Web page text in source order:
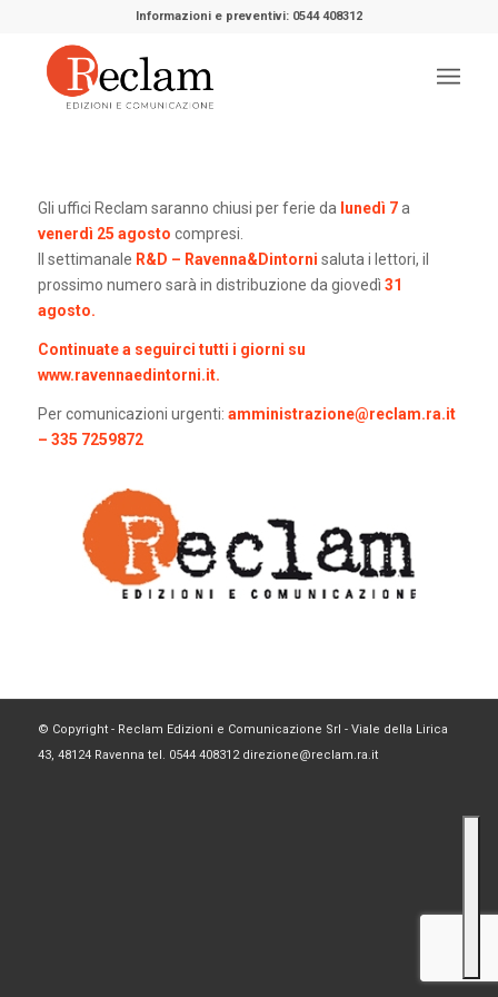
Informazioni e preventivi: 0544 408312
Gli uffici Reclam saranno chiusi per ferie da lunedì 7a
venerdì 25 agosto compresi.
Il settimanale R&D – Ravenna&Dintorni saluta i lettori, il
prossimo numero sarà in distribuzione da giovedì 31
agosto.
Continuate a seguirci tutti i giorni su
www.ravennaedintorni.it.
Per comunicazioni urgenti: amministrazione@reclam.ra.it
– 335 7259872
© Copyright - Reclam Edizioni e Comunicazione Srl - Viale della Lirica
43, 48124 Ravenna tel. 0544 408312 direzione@reclam.ra.it